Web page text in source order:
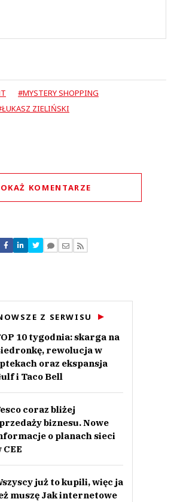
#MYSTERY SHOPPING
ZIELIŃSKI
KOMENTARZE
Nie znaleziono komentarzy
swoje komentarze
Z SERWISU
10 tygodnia: skarga na
rewolucja w
oraz ekspansja
i Taco Bell
coraz bliżej
biznesu. Nowe
o planach sieci
CEE
już to kupili, więc ja
muszę Jak internetowe